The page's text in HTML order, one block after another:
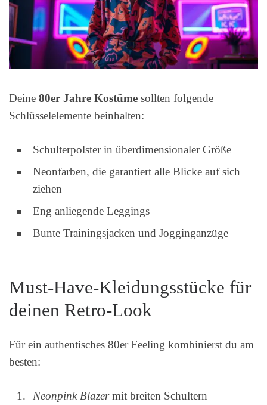
Deine 80er Jahre Kostüme sollten folgende
Schlüsselelemente beinhalten:
Schulterpolster in überdimensionaler Größe
Neonfarben, die garantiert alle Blicke auf sich
ziehen
Eng anliegende Leggings
Bunte Trainingsjacken und Jogginganzüge
Must-Have-Kleidungsstücke für
deinen Retro-Look
Für ein authentisches 80er Feeling kombinierst du am
besten:
Neonpink Blazermit breiten Schultern